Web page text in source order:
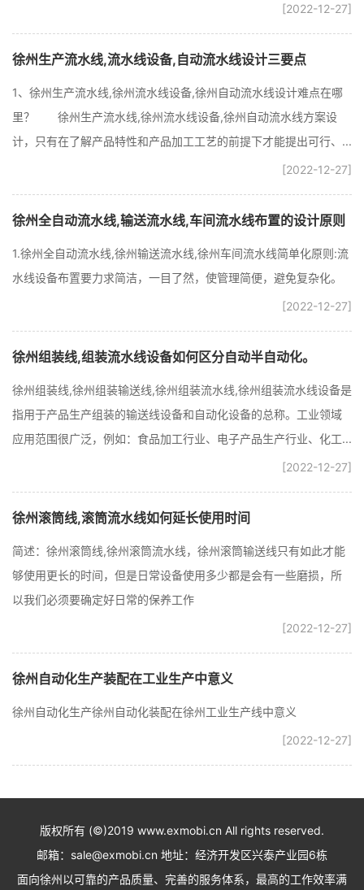
[2022-12-27]
徐州生产流水线,流水线设备,自动流水线设计三要点
1、徐州生产流水线,徐州流水线设备,徐州自动流水线设计难点在哪
里？ 徐州生产流水线,徐州流水线设备,徐州自动流水线方案设
计，只有在了解产品特性和产品加工工艺的前提下才能提出可行、...
[2022-12-27]
徐州全自动流水线,输送流水线,车间流水线布置的设计原则
1.徐州全自动流水线,徐州输送流水线,徐州车间流水线简单化原则:流
水线设备布置要力求简洁，一目了然，使管理简便，避免复杂化。
[2022-12-27]
徐州组装线,组装流水线设备如何区分自动半自动化。
徐州组装线,徐州组装输送线,徐州组装流水线,徐州组装流水线设备是
指用于产品生产组装的输送线设备和自动化设备的总称。工业领域
应用范围很广泛，例如：食品加工行业、电子产品生产行业、化工...
[2022-12-27]
徐州滚筒线,滚筒流水线如何延长使用时间
简述：徐州滚筒线,徐州滚筒流水线，徐州滚筒输送线只有如此才能
够使用更长的时间，但是日常设备使用多少都是会有一些磨损，所
以我们必须要确定好日常的保养工作
[2022-12-27]
徐州自动化生产装配在工业生产中意义
徐州自动化生产徐州自动化装配在徐州工业生产线中意义
[2022-12-27]
版权所有 (©)2019 www.exmobi.cn All rights reserved.
邮箱：sale@exmobi.cn 地址：经济开发区兴泰产业园6栋
面向徐州以可靠的产品质量、完善的服务体系，最高的工作效率满